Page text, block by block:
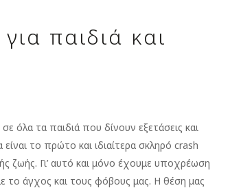
παιδιά και
όλα τα παιδιά που δίνουν εξετάσεις και
το πρώτο και ιδιαίτερα σκληρό crash
ζωής. Γι’ αυτό και μόνο έχουμε υποχρέωση
το άγχος και τους φόβους μας. Η θέση μας